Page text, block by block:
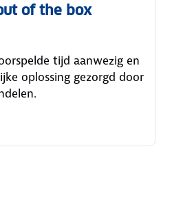
of the box
tijd aanwezig en
oplossing gezorgd door